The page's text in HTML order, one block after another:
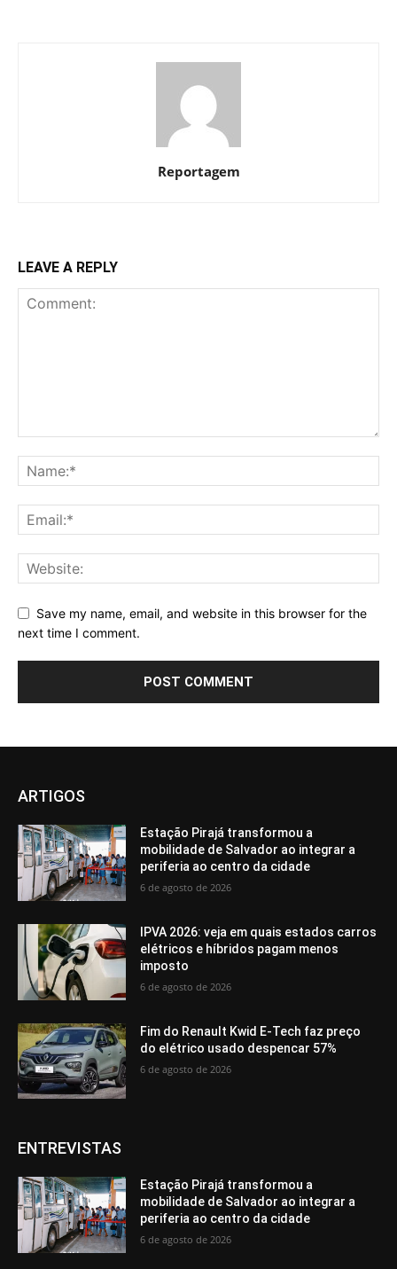
Reportagem
LEAVE A REPLY
Save my name, email, and website in this browser for the
next time I comment.
ARTIGOS
Estação Pirajá transformou a
mobilidade de Salvador ao integrar a
periferia ao centro da cidade
6 de agosto de 2026
IPVA 2026: veja em quais estados carros
elétricos e híbridos pagam menos
imposto
6 de agosto de 2026
Fim do Renault Kwid E-Tech faz preço
do elétrico usado despencar 57%
6 de agosto de 2026
ENTREVISTAS
Estação Pirajá transformou a
mobilidade de Salvador ao integrar a
periferia ao centro da cidade
6 de agosto de 2026